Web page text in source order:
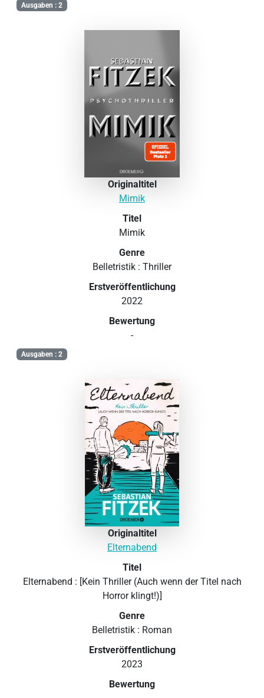
Ausgaben : 2
Originaltitel
Mimik
Titel
Mimik
Genre
Belletristik : Thriller
Erstveröffentlichung
2022
Bewertung
-
Ausgaben : 2
Originaltitel
Elternabend
Titel
Elternabend : [Kein Thriller (Auch wenn der Titel nach
Horror klingt!)]
Genre
Belletristik : Roman
Erstveröffentlichung
2023
Bewertung